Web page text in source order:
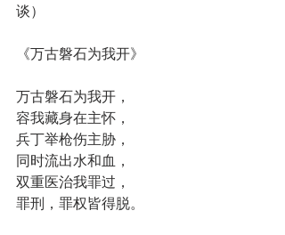
谈）
《万古磐石为我开》
万古磐石为我开，
容我藏身在主怀，
兵丁举枪伤主胁，
同时流出水和血，
双重医治我罪过，
罪刑，罪权皆得脱。